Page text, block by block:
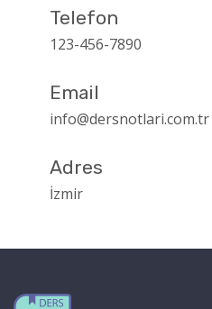
Telefon
123-456-7890
Email
info@dersnotlari.com.tr
Adres
İzmir